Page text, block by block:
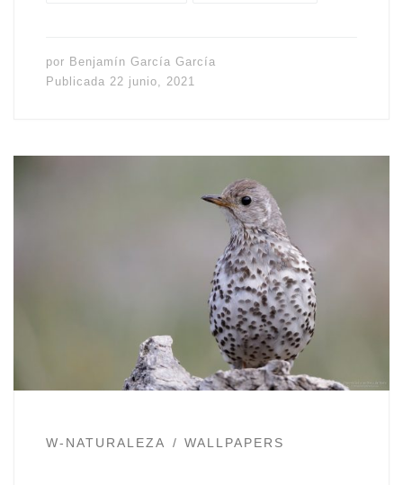
por Benjamín García García
Publicada 22 junio, 2021
W-NATURALEZA WALLPAPERS